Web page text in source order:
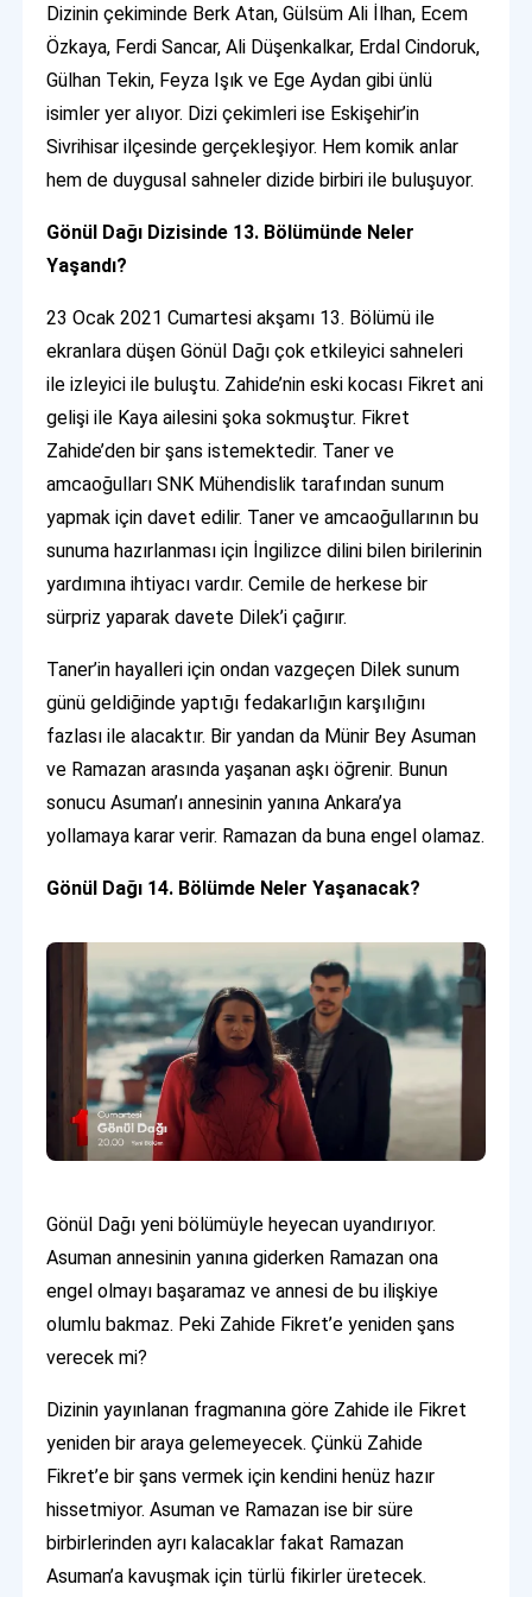
Dizinin çekiminde Berk Atan, Gülsüm Ali İlhan, Ecem
Özkaya, Ferdi Sancar, Ali Düşenkalkar, Erdal Cindoruk,
Gülhan Tekin, Feyza Işık ve Ege Aydan gibi ünlü
isimler yer alıyor. Dizi çekimleri ise Eskişehir’in
Sivrihisar ilçesinde gerçekleşiyor. Hem komik anlar
hem de duygusal sahneler dizide birbiri ile buluşuyor.
Gönül Dağı Dizisinde 13. Bölümünde Neler
Yaşandı?
23 Ocak 2021 Cumartesi akşamı 13. Bölümü ile
ekranlara düşen Gönül Dağı çok etkileyici sahneleri
ile izleyici ile buluştu. Zahide’nin eski kocası Fikret ani
gelişi ile Kaya ailesini şoka sokmuştur. Fikret
Zahide’den bir şans istemektedir. Taner ve
amcaoğulları SNK Mühendislik tarafından sunum
yapmak için davet edilir. Taner ve amcaoğullarının bu
sunuma hazırlanması için İngilizce dilini bilen birilerinin
yardımına ihtiyacı vardır. Cemile de herkese bir
sürpriz yaparak davete Dilek’i çağırır.
Taner’in hayalleri için ondan vazgeçen Dilek sunum
günü geldiğinde yaptığı fedakarlığın karşılığını
fazlası ile alacaktır. Bir yandan da Münir Bey Asuman
ve Ramazan arasında yaşanan aşkı öğrenir. Bunun
sonucu Asuman’ı annesinin yanına Ankara’ya
yollamaya karar verir. Ramazan da buna engel olamaz.
Gönül Dağı 14. Bölümde Neler Yaşanacak?
Gönül Dağı yeni bölümüyle heyecan uyandırıyor.
Asuman annesinin yanına giderken Ramazan ona
engel olmayı başaramaz ve annesi de bu ilişkiye
olumlu bakmaz. Peki Zahide Fikret’e yeniden şans
verecek mi?
Dizinin yayınlanan fragmanına göre Zahide ile Fikret
yeniden bir araya gelemeyecek. Çünkü Zahide
Fikret’e bir şans vermek için kendini henüz hazır
hissetmiyor. Asuman ve Ramazan ise bir süre
birbirlerinden ayrı kalacaklar fakat Ramazan
Asuman’a kavuşmak için türlü fikirler üretecek.